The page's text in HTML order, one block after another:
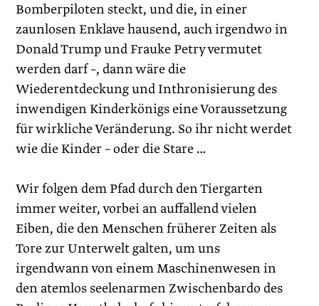
Bomberpiloten steckt, und die, in einer
zaunlosen Enklave hausend, auch irgendwo in
Donald Trump und Frauke Petry vermutet
werden darf –, dann wäre die
Wiederentdeckung und Inthronisierung des
inwendigen Kinderkönigs eine Voraussetzung
für wirkliche Veränderung. So ihr nicht werdet
wie die Kinder – oder die Stare …
Wir folgen dem Pfad durch den Tiergarten
immer weiter, vorbei an auffallend vielen
Eiben, die den Menschen früherer Zeiten als
Tore zur Unterwelt galten, um uns
irgendwann von einem Maschinenwesen in
den atemlos seelenarmen Zwischenbardo des